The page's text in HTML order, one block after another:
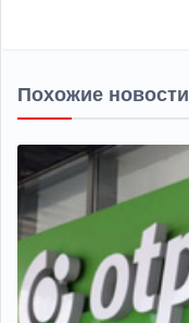
Похожие новости